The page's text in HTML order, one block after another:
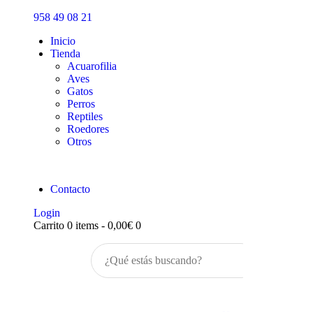
958 49 08 21
Inicio
Tienda
Acuarofilia
Aves
Gatos
Perros
Reptiles
Roedores
Otros
Contacto
Login
Carrito 0 items - 0,00€ 0
Inicio